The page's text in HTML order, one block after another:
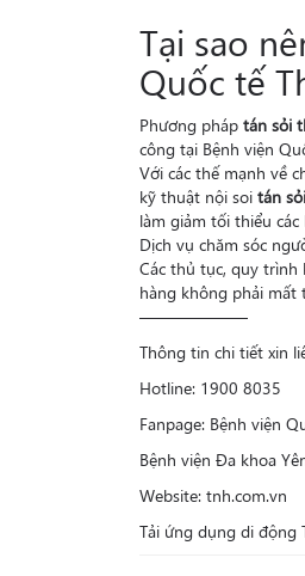
Tại sao
Quốc tế
Phương pháp tán sỏi
công tại Bệnh viện
Với các thế mạnh về
kỹ thuật nội soi tán
làm giảm tối thiểu
Dịch vụ chăm sóc
Các thủ tục, quy trình
hàng không phải mất
——————–
Thông tin chi tiết xin
Hotline: 1900 8035
Fanpage: Bệnh viện
Bệnh viện Đa khoa
Website: tnh.com.vn
Tải ứng dụng di động